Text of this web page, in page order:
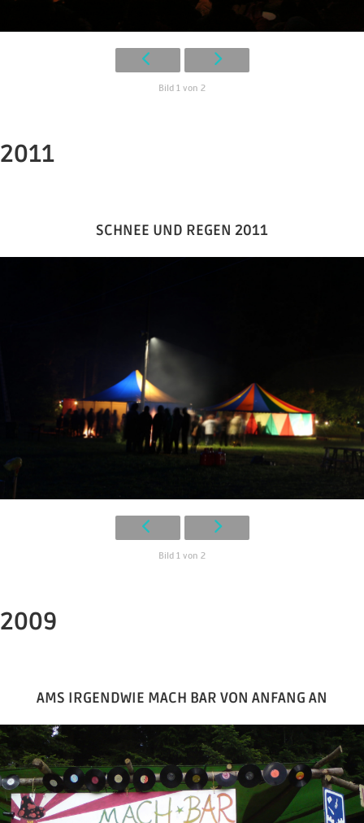
Bild 1 von 2
2011
SCHNEE UND REGEN 2011
Bild 1 von 2
2009
AMS IRGENDWIE MACH BAR VON ANFANG AN